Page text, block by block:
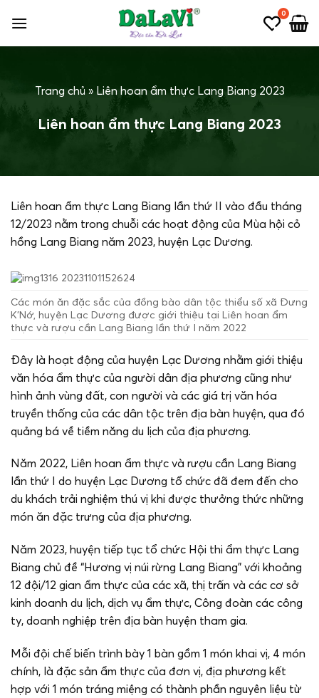
qua
nội
0
Trang chủ» Liên hoan ẩm thực Lang Biang 2023
Liên hoan ẩm thực Lang Biang 2023
Liên hoan ẩm thực Lang Biang lần thứ II vào đầu tháng
12/2023 nằm trong chuỗi các hoạt động của Mùa hội cỏ
hồng Lang Biang năm 2023, huyện Lạc Dương.
Các món ăn đặc sắc của đồng bào dân tộc thiểu số xã Đưng
K’Nớ, huyện Lạc Dương được giới thiệu tại Liên hoan ẩm
thực và rượu cần Lang Biang lần thứ I năm 2022
Đây là hoạt động của huyện Lạc Dương nhằm giới thiệu
văn hóa ẩm thực của người dân địa phương cũng như
hình ảnh vùng đất, con người và các giá trị văn hóa
truyền thống của các dân tộc trên địa bàn huyện, qua đó
quảng bá về tiềm năng du lịch của địa phương.
Năm 2022, Liên hoan ẩm thực và rượu cần Lang Biang
lần thứ I do huyện Lạc Dương tổ chức đã đem đến cho
du khách trải nghiệm thú vị khi được thưởng thức những
món ăn đặc trưng của địa phương.
Năm 2023, huyện tiếp tục tổ chức Hội thi ẩm thực Lang
Biang chủ đề “Hương vị núi rừng Lang Biang” với khoảng
12 đội/12 gian ẩm thực của các xã, thị trấn và các cơ sở
kinh doanh du lịch, dịch vụ ẩm thực, Công đoàn các công
ty, doanh nghiệp trên địa bàn huyện tham gia.
Mỗi đội chế biến trình bày 1 bàn gồm 1 món khai vị, 4 món
chính, là đặc sản ẩm thực của đơn vị, địa phương kết
hợp với 1 món tráng miệng có thành phần nguyên liệu từ